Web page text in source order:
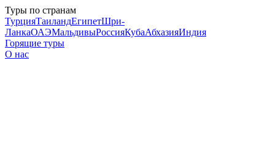
Туры по странам
ТурцияТаиландЕгипетШри-
ЛанкаОАЭМальдивыРоссияКубаАбхазияИндия
Горящие туры
О нас